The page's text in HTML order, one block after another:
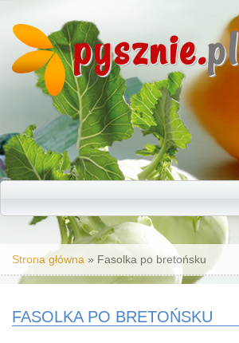
pysznie.pl
Jesteś tutaj
Strona główna » Fasolka po bretońsku
FASOLKA PO BRETOŃSKU